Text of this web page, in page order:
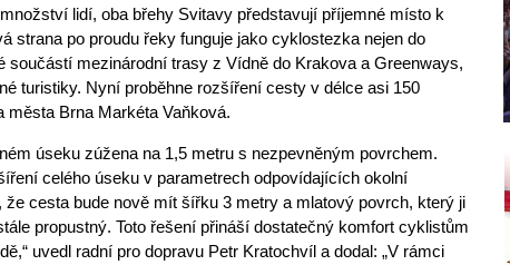
lidí, oba břehy Svitavy představují příjemné místo k
strana po proudu řeky funguje jako cyklostezka nejen do
součástí mezinárodní trasy z Vídně do Krakova a Greenways,
turistiky. Nyní proběhne rozšíření cesty v délce asi 150
města Brna Markéta Vaňková.
úseku zúžena na 1,5 metru s nezpevněným povrchem.
celého úseku v parametrech odpovídajících okolní
že cesta bude nově mít šířku 3 metry a mlatový povrch, který ji
propustný. Toto řešení přináší dostatečný komfort cyklistům
uvedl radní pro dopravu Petr Kratochvíl a dodal: „V rámci